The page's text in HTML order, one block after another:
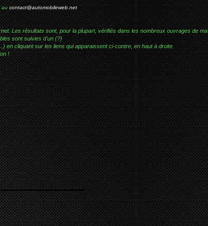
aucontact@automobileweb.net
Les résultats sont, pour la plupart, vérifiés dans les nombreux ouvrages de ma
sont suivies d'un (?)
en cliquant sur les liens qui apparaissent ci-contre, en haut à droite.
!